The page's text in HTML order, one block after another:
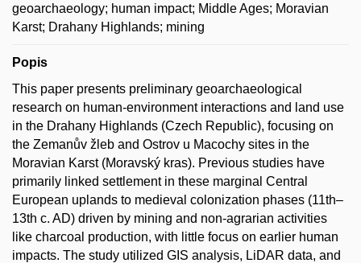
geoarchaeology; human impact; Middle Ages; Moravian
Karst; Drahany Highlands; mining
Popis
This paper presents preliminary geoarchaeological
research on human-environment interactions and land use
in the Drahany Highlands (Czech Republic), focusing on
the Zemanův žleb and Ostrov u Macochy sites in the
Moravian Karst (Moravský kras). Previous studies have
primarily linked settlement in these marginal Central
European uplands to medieval colonization phases (11th–
13th c. AD) driven by mining and non-agrarian activities
like charcoal production, with little focus on earlier human
impacts. The study utilized GIS analysis, LiDAR data, and